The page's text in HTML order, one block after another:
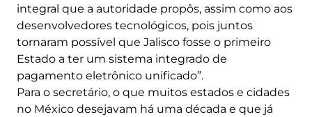
integral que a autoridade propôs, assim como aos
desenvolvedores tecnológicos, pois juntos
tornaram possível que Jalisco fosse o primeiro
Estado a ter um sistema integrado de
pagamento eletrônico unificado”.
Para o secretário, o que muitos estados e cidades
no México desejavam há uma década e que já